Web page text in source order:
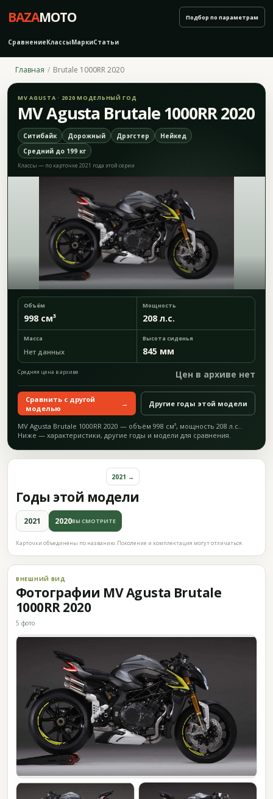
BAZAMOTO
СравнениеКлассыМаркиСтатьи
Подбор по параметрам
Главная Brutale 1000RR 2020
MV AGUSTA · 2020 МОДЕЛЬНЫЙ ГОД
MV Agusta Brutale 1000RR 2020
Ситибайк Дорожный Дрэгстер
Нейкед
Средний до 199 кг
Классы — по карточке 2021 года этой серии
Объём
998 см³
Мощность
208 л.с.
Масса
Нет данных
Высота сиденья
845 мм
Средняя цена в архиве Цен в архиве нет
Сравнить с другой
моделью
→ Другие годы этой модели
MV Agusta Brutale 1000RR 2020 — объём 998 см³, мощность 208 л.с..
Ниже — характеристики, другие годы и модели для сравнения.
Годы этой модели
2021 →
2021 2020ВЫ СМОТРИТЕ
Карточки объединены по названию. Поколение и комплектация могут отличаться.
ВНЕШНИЙ ВИД
Фотографии MV Agusta Brutale
1000RR 2020
5 фото